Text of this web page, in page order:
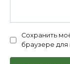
Сохранить
браузере